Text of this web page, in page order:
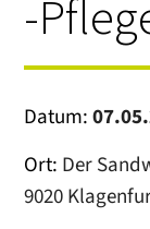
-
Datum:
Ort: Der
9020